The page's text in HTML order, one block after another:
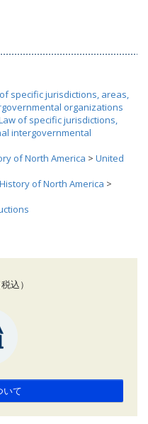
specific jurisdictions, areas,
organizations
of specific jurisdictions,
intergovernmental
of North America > United
History of North America >
込）
いて